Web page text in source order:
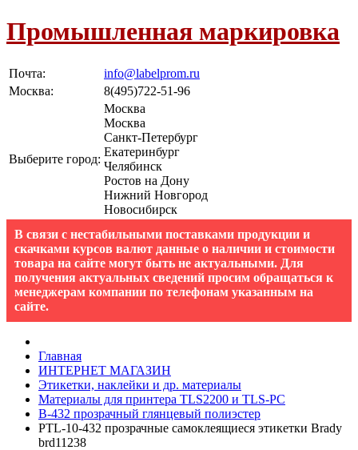
Промышленная маркировка
Почта:
info@labelprom.ru
Москва: 8(495)722-51-96
Выберите город:
Москва
Москва
Санкт-Петербург
Екатеринбург
Челябинск
Ростов на Дону
Нижний Новгород
Новосибирск
В связи с нестабильными поставками продукции и
скачками курсов валют данные о наличии и стоимости
товара на сайте могут быть не актуальными. Для
получения актуальных сведений просим обращаться к
менеджерам компании по телефонам указанным на
сайте.
Главная
ИНТЕРНЕТ МАГАЗИН
Этикетки, наклейки и др. материалы
Материалы для принтера TLS2200 и TLS-PC
B-432 прозрачный глянцевый полиэстер
PTL-10-432 прозрачные самоклеящиеся этикетки Bradу
brd11238